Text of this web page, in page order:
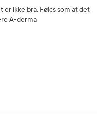
ikke bra. Føles som at det
A-derma